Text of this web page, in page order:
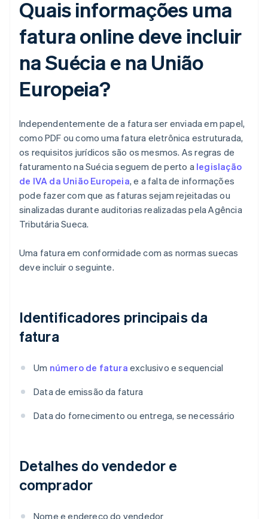
Quais informações uma
fatura online deve incluir
na Suécia e na União
Europeia?
Independentemente de a fatura ser enviada em papel,
como PDF ou como uma fatura eletrônica estruturada,
os requisitos jurídicos são os mesmos. As regras de
faturamento na Suécia seguem de perto a legislação
de IVA da União Europeia, e a falta de informações
pode fazer com que as faturas sejam rejeitadas ou
sinalizadas durante auditorias realizadas pela Agência
Tributária Sueca.
Uma fatura em conformidade com as normas suecas
deve incluir o seguinte.
Identificadores principais da
fatura
Um número de fatura exclusivo e sequencial
Data de emissão da fatura
Data do fornecimento ou entrega, se necessário
Detalhes do vendedor e
comprador
Nome e endereço do vendedor